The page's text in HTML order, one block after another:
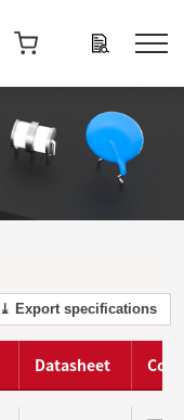
⤓ Export specifications
Datasheet